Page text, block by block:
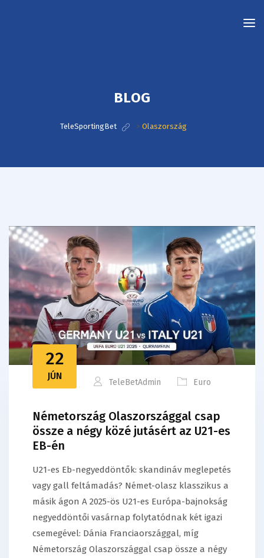
BLOG
TeleSportingBet > Olaszország
22
JÚN
TeleBetAdmin Euro
Németország Olaszországgal csap
össze a négy közé jutásért az U21-es
EB-én
U21-es Eb-negyeddöntők: skandináv meglepetés
vagy gall feltámadás? Német-olasz klasszikus a
másik ágon A 2025-ös U21-es Európa-bajnokság
negyeddöntői vasárnap folytatódnak két igazi
csemegével: Dánia Franciaországgal, míg
Németország Olaszországgal csap össze a négy